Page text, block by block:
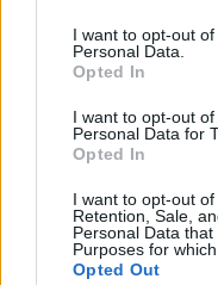
I want to opt-out
Personal Data.
Opted In
I want to opt-out
Personal Data for
Opted In
I want to opt-out of
Retention, Sale,
Personal Data
Purposes for
Opted Out
Nous mettrons
sera le cas.
Pour suivre l'actu
vous rendre
RezoSport.com
des meilleurs
classements,